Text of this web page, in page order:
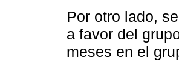
Por otro lado,
a favor del
meses en el